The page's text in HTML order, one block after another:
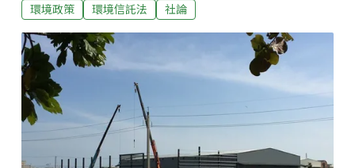
得稅和贈與稅，平平是公益用途，卻一點都不公平，獨
排審信託法部分修正條文，將討論民進黨陳曼麗委員、
王榮璋委員、時代力量黨團、及賴士葆委員四個版本的
信託法修正條文。本次修法除肯定立法院為促使金融給
付型公益信託發揮公益性外，長年推動國內環境信託及
自然保護的台灣環境資訊協會、荒野保護協會，與國內
第一起公益信託創辦人國立台北科技大學智慧財產權研
究所陳春山教授、推動文化資產信託的國立成功大學建
環境政策 環境信託法 社論